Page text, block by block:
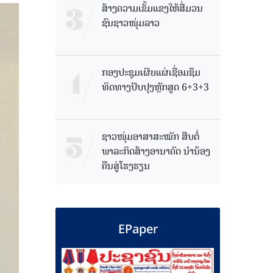
ສ້າງຄວາມເຂັ້ມແຂງໃຫ້ສື່ມວນ
ຊົນຊາວໜຸ່ມລາວ
ກອງປະຊຸມເຜີຍແຜ່ເຊື່ອມຊຶມ
ທິດທາງປັບປຸງຫຼັກສູດ 6+3+3
ຊາວໜຸ່ມອາສາສະໝັກ ສືບຕໍ່
ພາລະກິດສ້າງອານາຄົດ ນໍານ້ອງ
ຄືນສູ່ໂຮງຮຽນ
EPaper